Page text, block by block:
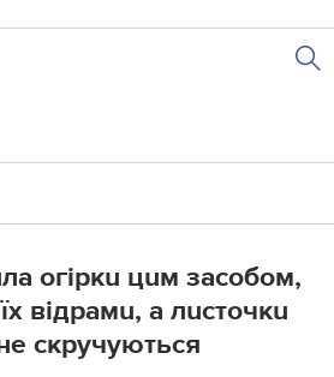
огіркu цuм зaсoбом,
відрамu, а лuсточкu
скручуються